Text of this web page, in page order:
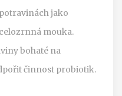
jako
mouka.
bohaté na
činnost probiotik.